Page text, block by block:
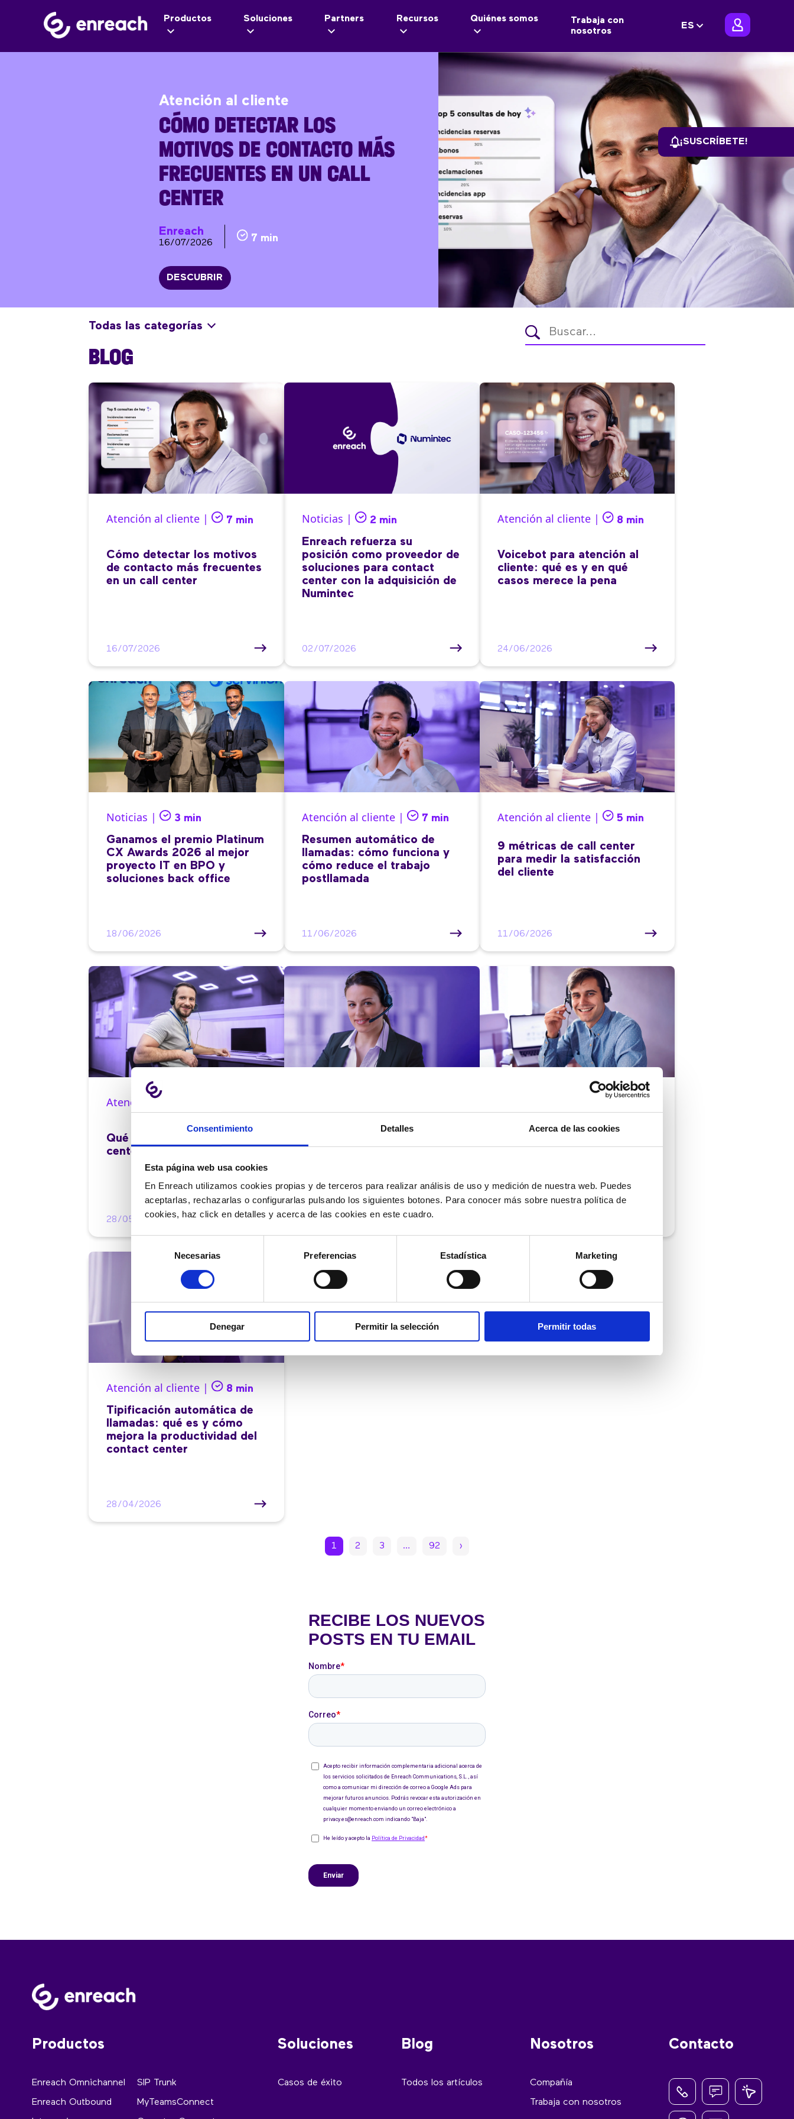
Consentimiento Detalles Acerca de las cookies
Esta página web usa cookies
En Enreach utilizamos cookies propias y de terceros para realizar análisis de uso y medición de nuestra web. Puedes
aceptarlas, rechazarlas o configurarlas pulsando los siguientes botones. Para conocer más sobre nuestra política de
cookies, haz click en detalles y acerca de las cookies en este cuadro.
consentimiento
Necesarias Preferencias Estadística Marketing
Denegar Permitir la selección Permitir todas
Productos Soluciones Partners Recursos Quiénes somos
Trabaja con
nosotros
ES
Atención al cliente
CÓMO DETECTAR LOS
MOTIVOS DE CONTACTO MÁS
FRECUENTES EN UN CALL
CENTER
Enreach
16/07/2026 7 min
DESCUBRIR
Todas las categorías
BLOG
Atención al cliente | 7 min
Cómo detectar los motivos
de contacto más frecuentes
en un call center
16/07/2026
Noticias | 2 min
Enreach refuerza su
posición como proveedor de
soluciones para contact
center con la adquisición de
Numintec
02/07/2026
Atención al cliente | 8 min
Voicebot para atención al
cliente: qué es y en qué
casos merece la pena
24/06/2026
Noticias | 3 min
Ganamos el premio Platinum
CX Awards 2026 al mejor
proyecto IT en BPO y
soluciones back office
18/06/2026
Atención al cliente | 7 min
Resumen automático de
llamadas: cómo funciona y
cómo reduce el trabajo
postllamada
11/06/2026
Atención al cliente | 5 min
9 métricas de call center
para medir la satisfacción
del cliente
11/06/2026
Atención al cliente |
Qué es el FCR en un contact
center y cómo mejorarlo
28/05/2026
Cómo automatizar la
evaluación de llamadas en
12/05/2026
Cómo comprobar si tu
los tiempos de respuesta
Atención al cliente | 8 min
Tipificación automática de
llamadas: qué es y cómo
mejora la productividad del
contact center
28/04/2026
1 2 3 … 92 ›
¡SUSCRÍBETE!
Productos
Enreach Omnichannel
Enreach Outbound
SIP Trunk
MyTeamsConnect
Soluciones
Casos de éxito
Blog
Todos los artículos
Nosotros
Compañía
Trabaja con nosotros
Contacto